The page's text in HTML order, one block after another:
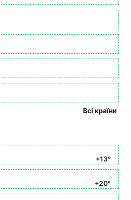
Всі країни
+13°
+20°